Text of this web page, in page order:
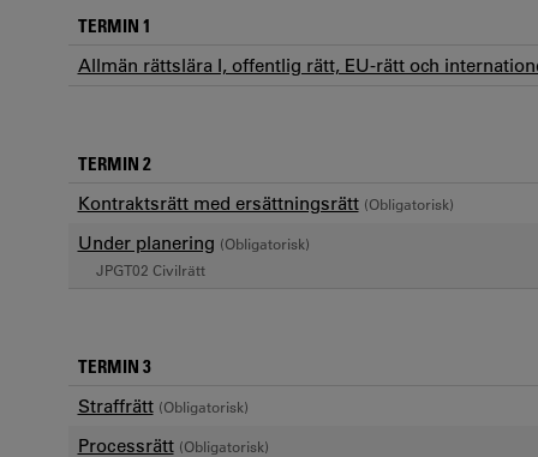
TERMIN 1
Allmän rättslära I, offentlig rätt, EU-rätt och
TERMIN 2
Kontraktsrätt med ersättningsrätt (Obligatorisk)
Under planering (Obligatorisk)
JPGT02 Civilrätt
TERMIN 3
Straffrätt (Obligatorisk)
Processrätt (Obligatorisk)